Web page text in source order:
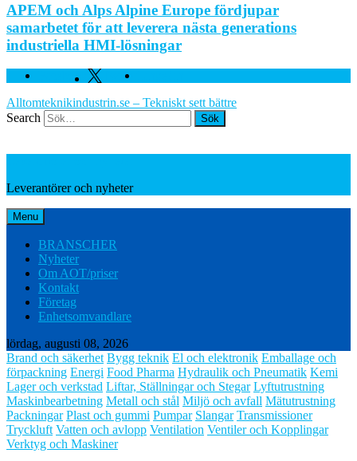
APEM och Alps Alpine Europe fördjupar
samarbetet för att leverera nästa generations
industriella HMI-lösningar
Facebook Twitter
Alltomteknikindustrin.se – Tekniskt sett bättre
Search
Leverantörer och nyheter
Menu
BRANSCHER
Nyheter
Om AOT/priser
Kontakt
Företag
Enhetsomvandlare
lördag, augusti 08, 2026
Brand och säkerhet Bygg teknik El och elektronik Emballage och
förpackning Energi Food Pharma Hydraulik och Pneumatik Kemi
Lager och verkstad Liftar, Ställningar och Stegar Lyftutrustning
Maskinbearbetning Metall och stål Miljö och avfall Mätutrustning
Packningar Plast och gummi Pumpar Slangar Transmissioner
Tryckluft Vatten och avlopp Ventilation Ventiler och Kopplingar
Verktyg och Maskiner